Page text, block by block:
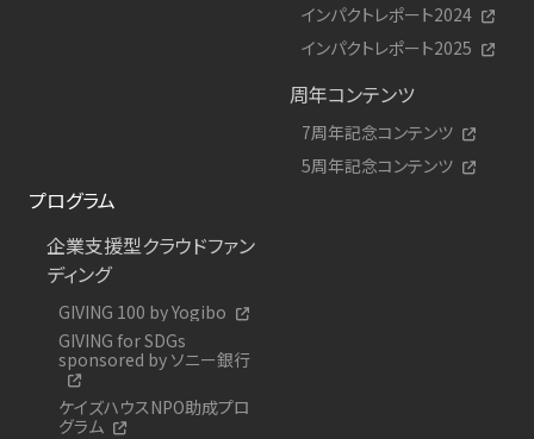
インパクトレポート2024
インパクトレポート2025
周年コンテンツ
7周年記念コンテンツ
5周年記念コンテンツ
プログラム
企業支援型クラウドファン
ディング
GIVING 100 by Yogibo
GIVING for SDGs
sponsored by ソニー銀行
ケイズハウスNPO助成プロ
グラム